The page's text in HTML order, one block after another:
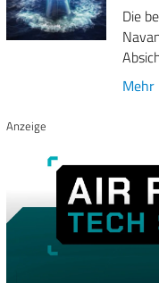
Die
Mehr
Anzeige